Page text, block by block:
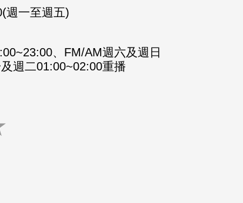
週一至週五)
、FM/AM週六及週日
週二01:00~02:00重播